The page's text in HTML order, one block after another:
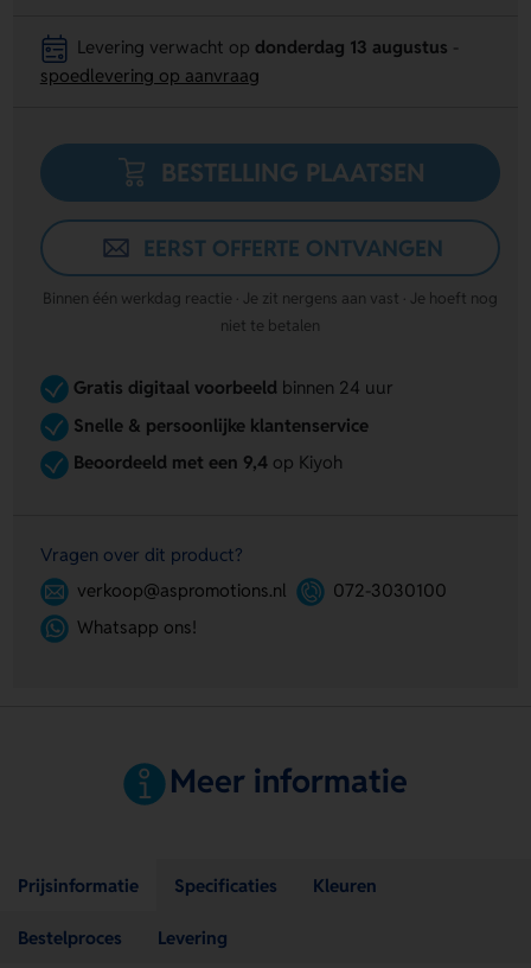
Levering verwacht op donderdag 13 augustus
spoedlevering op aanvraag
BESTELLING PLAATSEN
EERST OFFERTE ONTVANGEN
Binnen één werkdag reactie · Je zit nergens aan vast · Je hoeft nog
niet te betalen
Gratis digitaal voorbeeld binnen 24 uur
Snelle & persoonlijke klantenservice
Beoordeeld met een 9,4op Kiyoh
Vragen over dit product?
verkoop@aspromotions.nl
072-3030100
Whatsapp ons!
Meer informatie
Prijsinformatie Specificaties Kleuren
Bestelproces Levering